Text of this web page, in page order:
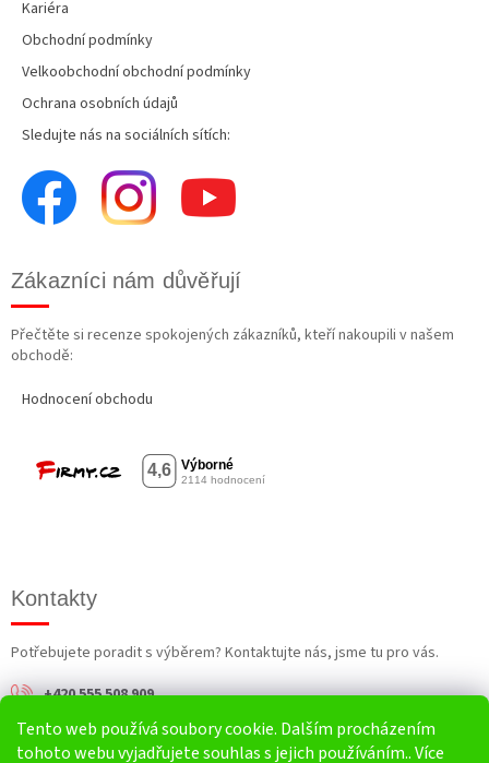
Tento web používá soubory cookie. Dalším procházením
tohoto webu vyjadřujete souhlas s jejich používáním.. Více
Kariéra
Obchodní podmínky
Velkoobchodní obchodní podmínky
Ochrana osobních údajů
Sledujte nás na sociálních sítích:
Zákazníci nám důvěřují
Přečtěte si recenze spokojených zákazníků, kteří nakoupili v našem
obchodě:
Hodnocení obchodu
Kontakty
Potřebujete poradit s výběrem? Kontaktujte nás, jsme tu pro vás.
+420 555 508 909
info@harv.cz